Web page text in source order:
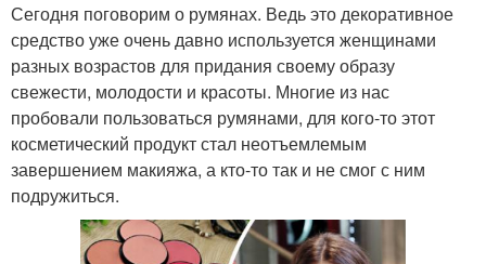
Сегодня поговорим о румянах. Ведь это декоративное
средство уже очень давно используется женщинами
разных возрастов для придания своему образу
свежести, молодости и красоты. Многие из нас
пробовали пользоваться румянами, для кого-то этот
косметический продукт стал неотъемлемым
завершением макияжа, а кто-то так и не смог с ним
подружиться.